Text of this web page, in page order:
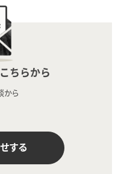
ちらから
から
する